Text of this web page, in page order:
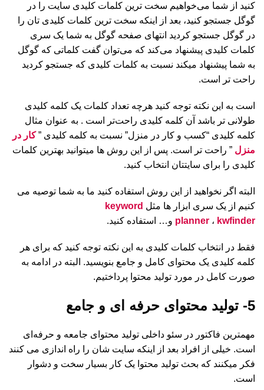
کنید از شما می‌خواهیم سخت ترین کلمات کلیدی سایت را در
گوگل جستجو کنید، بعد از اینکه سخت ترین کلمات کلیدی تان را
در گوگل جستجو کردید انتهای صفحه گوگل به شما یک سری
کلمات کلیدی پیشنهاد می‌کند که می‌توان گفت کلماتی که گوگل
به شما پیشنهاد میکند نسبت به کلمات کلیدی که جستجو کردید
راحت تر است.
است به این نکته توجه کنید هرچه تعداد کلمات یک کلمه کلیدی
طولانی تر باشد آن کلمه کلیدی راحت‌تر است . به عنوان مثال
کلمه کلیدی “کسب و کار در منزل” نسبت به کلمه کلیدی ” کار در
منزل ” راحت تر است. پس از این روش ها میتوانید بهترین کلمات
کلیدی را برای سایتتان انتخاب کنید.
البته اگر نخواهید از این روش استفاده کنید ما به شما توصیه می
کنیم از یک سری ابزار ها مثل keyword
planner ، kwfinder و… استفاده کنید.
فقط در انتخاب کلمات کلیدی به این نکته توجه کنید که برای هر
کلمه کلیدی یک محتوای کامل و جامع بنویسید. البته در ادامه به
صورت کامل در مورد تولید محتوا پرداختیم.
5- تولید محتوای حرفه ای و جامع
مهمترین فاکتور در سئو داخلی تولید محتوای جامعه و حرفه‌ای
است. خیلی از افراد بعد از اینکه سایت شان را راه اندازی می کنند
فکر میکنند که بحث تولید محتوا یک کار بسیار سخت و دشوار
است.